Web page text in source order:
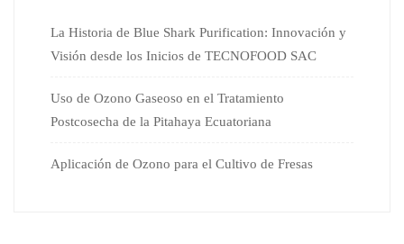
La Historia de Blue Shark Purification: Innovación y
Visión desde los Inicios de TECNOFOOD SAC
Uso de Ozono Gaseoso en el Tratamiento
Postcosecha de la Pitahaya Ecuatoriana
Aplicación de Ozono para el Cultivo de Fresas